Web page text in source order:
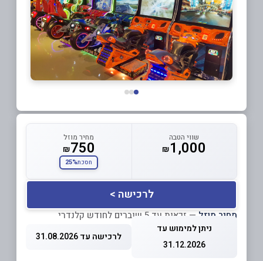
שווי הטבה
₪1,000
מחיר מוזל
₪750
חסכת25%
לרכישה >
מחיר מוזל — זכאות עד 5 שוברים לחודש קלנדרי
ניתן למימוש עד
31.12.2026
לרכישה עד 31.08.2026